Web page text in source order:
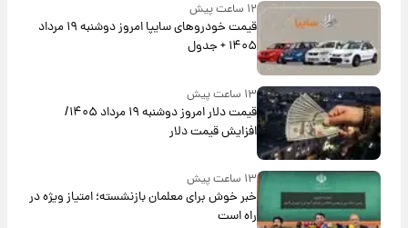
۱۲ ساعت پیش
قیمت خودروهای سایپا امروز دوشنبه ۱۹ مرداد
۱۴۰۵ + جدول
۱۳ ساعت پیش
قیمت دلار امروز دوشنبه ۱۹ مرداد ۱۴۰۵/
افزایش قیمت دلار
۱۳ ساعت پیش
خبر خوش برای معلمان بازنشسته؛ امتیاز ویژه در
راه است